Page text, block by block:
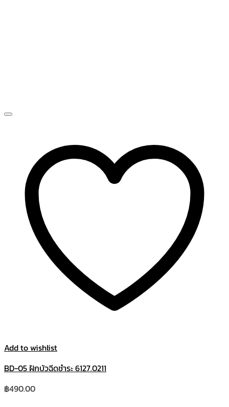
Add to wishlist
BD-05 ฝักบัวฉีดชำระ 6127.0211
฿490.00